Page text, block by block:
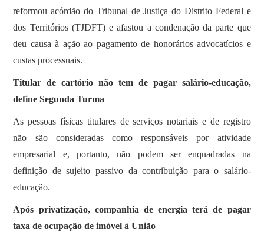
reformou acórdão do Tribunal de Justiça do Distrito Federal e
dos Territórios (TJDFT) e afastou a condenação da parte que
deu causa à ação ao pagamento de honorários advocatícios e
custas processuais.
Titular de cartório não tem de pagar salário-educação,
define Segunda Turma
​As pessoas físicas titulares de serviços notariais e de registro
não são consideradas como responsáveis por atividade
empresarial e, portanto, não podem ser enquadradas na
definição de sujeito passivo da contribuição para o salário-
educação.
Após privatização, companhia de energia terá de pagar
taxa de ocupação de imóvel à União